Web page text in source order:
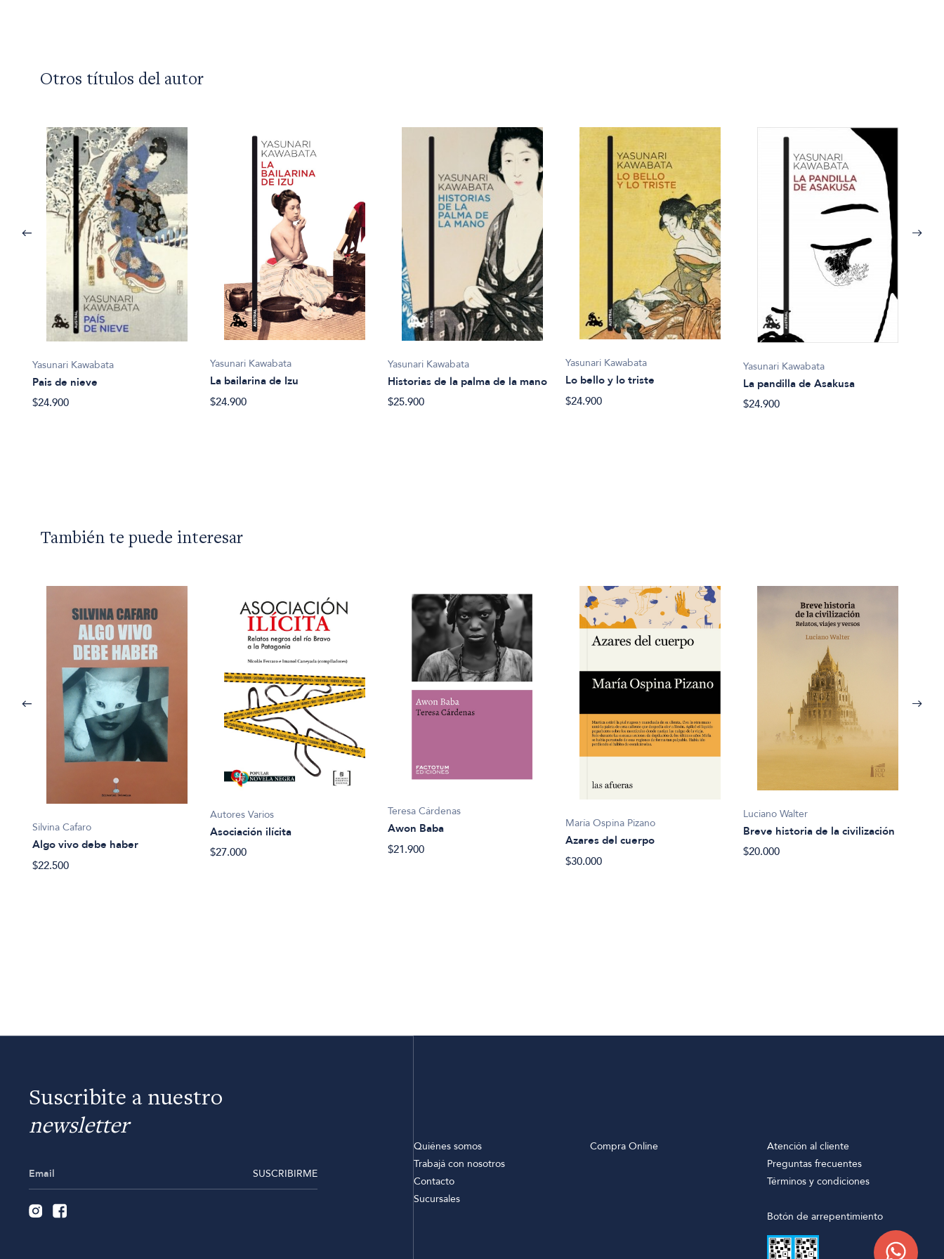
Otros títulos del autor
Yasunari Kawabata
Pais de nieve
$24.900
Yasunari Kawabata
La bailarina de Izu
$24.900
Yasunari Kawabata
Historias de la palma de la mano
$25.900
Yasunari Kawabata
Lo bello y lo triste
$24.900
Yasunari Kawabata
La pandilla de Asakusa
$24.900
También te puede interesar
Silvina Cafaro
Algo vivo debe haber
$22.500
Autores Varios
Asociación ilícita
$27.000
Teresa Cárdenas
Awon Baba
$21.900
María Ospina Pizano
Azares del cuerpo
$30.000
Luciano Walter
Breve historia de la civilización
$20.000
Suscribite a nuestro
newsletter
SUSCRIBIRME
Quiénes somos
Trabajá con nosotros
Contacto
Sucursales
Compra Online
Atención al cliente
Preguntas frecuentes
Términos y condiciones
Botón de arrepentimiento